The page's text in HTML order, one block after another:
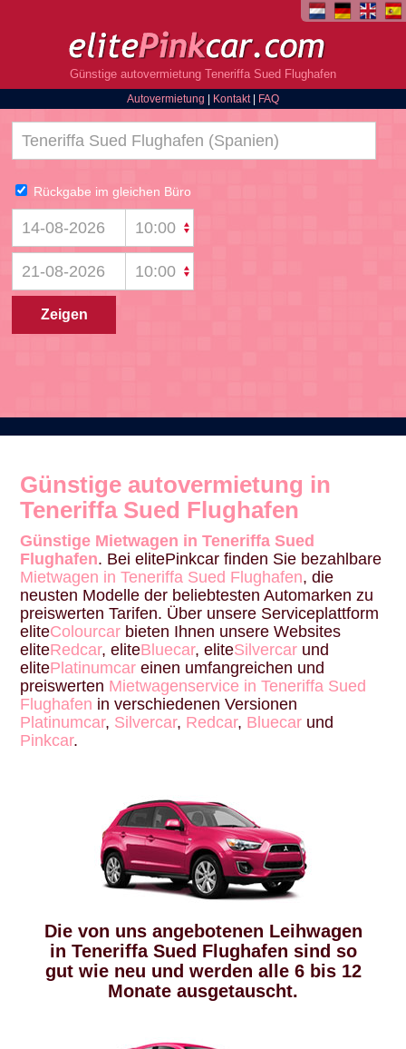
Günstige autovermietung Teneriffa Sued Flughafen
Autovermietung
Kontakt| FAQ
Günstige autovermietung in
Teneriffa Sued Flughafen
Günstige Mietwagen in Teneriffa Sued
Flughafen. Bei elitePinkcar finden Sie bezahlbare
Mietwagen in Teneriffa Sued Flughafen, die
neusten Modelle der beliebtesten Automarken zu
preiswerten Tarifen. Über unsere Serviceplattform
eliteColourcar bieten Ihnen unsere Websites
eliteRedcar, eliteBluecar, eliteSilvercar und
elitePlatinumcar einen umfangreichen und
preiswerten Mietwagenservice in Teneriffa Sued
Flughafen in verschiedenen Versionen
Platinumcar, Silvercar, Redcar, Bluecar und
Pinkcar.
Die von uns angebotenen Leihwagen
in Teneriffa Sued Flughafen sind so
gut wie neu und werden alle 6 bis 12
Monate ausgetauscht.
Rückgabe im gleichen Büro